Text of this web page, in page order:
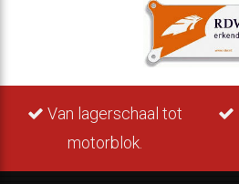
Van lagerschaal tot
motorblok.